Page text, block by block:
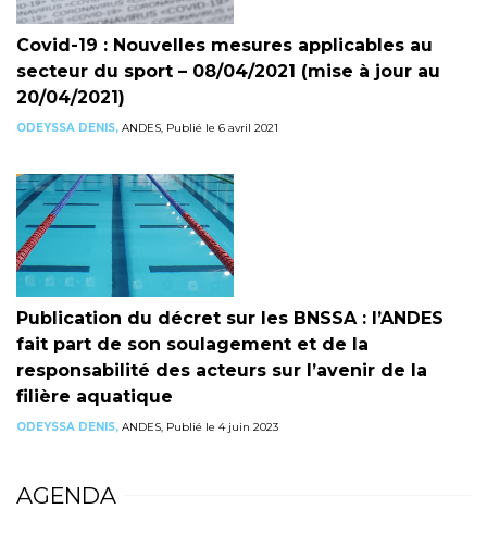
Covid-19 : Nouvelles mesures applicables au
secteur du sport – 08/04/2021 (mise à jour au
20/04/2021)
ODEYSSA DENIS, ANDES, Publié le 6 avril 2021
Publication du décret sur les BNSSA : l’ANDES
fait part de son soulagement et de la
responsabilité des acteurs sur l’avenir de la
filière aquatique
ODEYSSA DENIS, ANDES, Publié le 4 juin 2023
AGENDA